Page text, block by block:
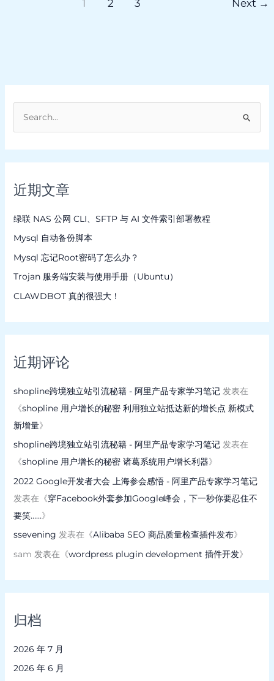
1 2 3 Next →
近期文章
绿联 NAS 公网 CLI、SFTP 与 AI 文件索引部署教程
Mysql 自动备份脚本
Mysql 忘记Root密码了怎么办？
Trojan 服务端安装与使用手册（Ubuntu）
CLAWDBOT 真的很强大！
近期评论
shopline跨境独立站引流秘籍 - 阿里产品专家学习笔记发表在
《shopline 用户增长的秘密 利用独立站抵达新的增长点 新模式
新增量》
shopline跨境独立站引流秘籍 - 阿里产品专家学习笔记发表在
《shopline 用户增长的秘密 诸葛系统用户增长利器》
2022 Google开发者大会 上海参会感悟 - 阿里产品专家学习笔记
发表在《穿Facebook外套参加Google峰会，下一秒你要忍住不
要笑……》
ssevening 发表在《Alibaba SEO 商品质量检查插件发布》
sam 发表在《wordpress plugin development 插件开发》
归档
2026 年 7 月
2026 年 6 月